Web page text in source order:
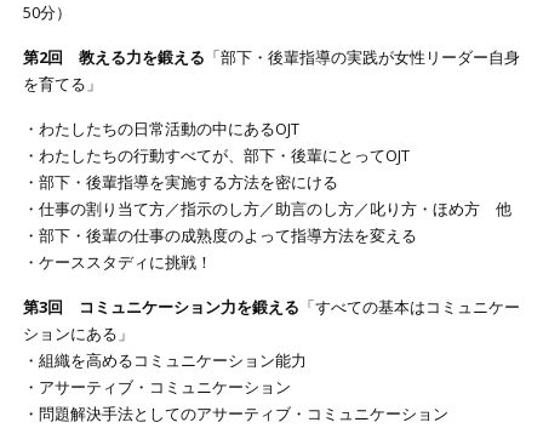
50分）
第2回 教える力を鍛える 「部下・後輩指導の実践が女性リーダー自身
を育てる」
・わたしたちの日常活動の中にあるOJT
・わたしたちの行動すべてが、部下・後輩にとってOJT
・部下・後輩指導を実施する方法を密にける
・仕事の割り当て方／指示のし方／助言のし方／叱り方・ほめ方 他
・部下・後輩の仕事の成熟度のよって指導方法を変える
・ケーススタディに挑戦！
第3回 コミュニケーション力を鍛える 「すべての基本はコミュニケー
ションにある」
・組織を高めるコミュニケーション能力
・アサーティブ・コミュニケーション
・問題解決手法としてのアサーティブ・コミュニケーション